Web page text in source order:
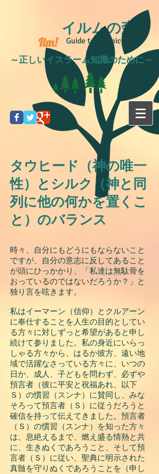
イルムの森
Guide to Islamic life
Ilm!
～正しいイスラーム知識のために～
タウヒード（神の唯一
性）とシルク（神と同
列に他の何かを置くこ
と）のバランス
時々、自分にもどうにもならないこと
ですが、自分の意志に反してあること
が頭にひっかかり、「私達は無駄骨を
おっているのではないだろうか？」と
独り言を呟きます。
私はイーマーン（信仰）とクルアーン
に奉仕することを人生の目的としてい
る方々に対しずっと希望があると申し
続けて参りました。私の身近にいらっ
しゃる方々から、はるか彼方、遠い地
域で活躍なさっている方々に、いつの
日か、成人、子どもを問わず、必ずや
預言者（彼に平安と祝福あれ、以下
Ｓ）の慣習（スンナ）に賛同し、みな
そろって預言者（Ｓ）に従うだろうと
確信を持って伝えてきました。預言者
（Ｓ）の慣習（スンナ）を知った方々
は、息絶えるまで、燃え盛る情熱と共
に、生きぬくであろうこと、そして預
言者（Ｓ）に従い、聖典に明示された
真髄を守りぬくであろうことを（申し